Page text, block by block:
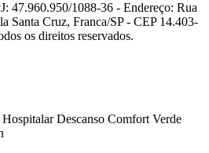
47.960.950/1088-36 - Endereço: Rua
Santa Cruz, Franca/SP - CEP 14.403-
os direitos reservados.
Descanso Comfort Verde